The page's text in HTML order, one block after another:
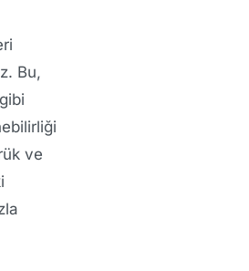
Bu,
ve